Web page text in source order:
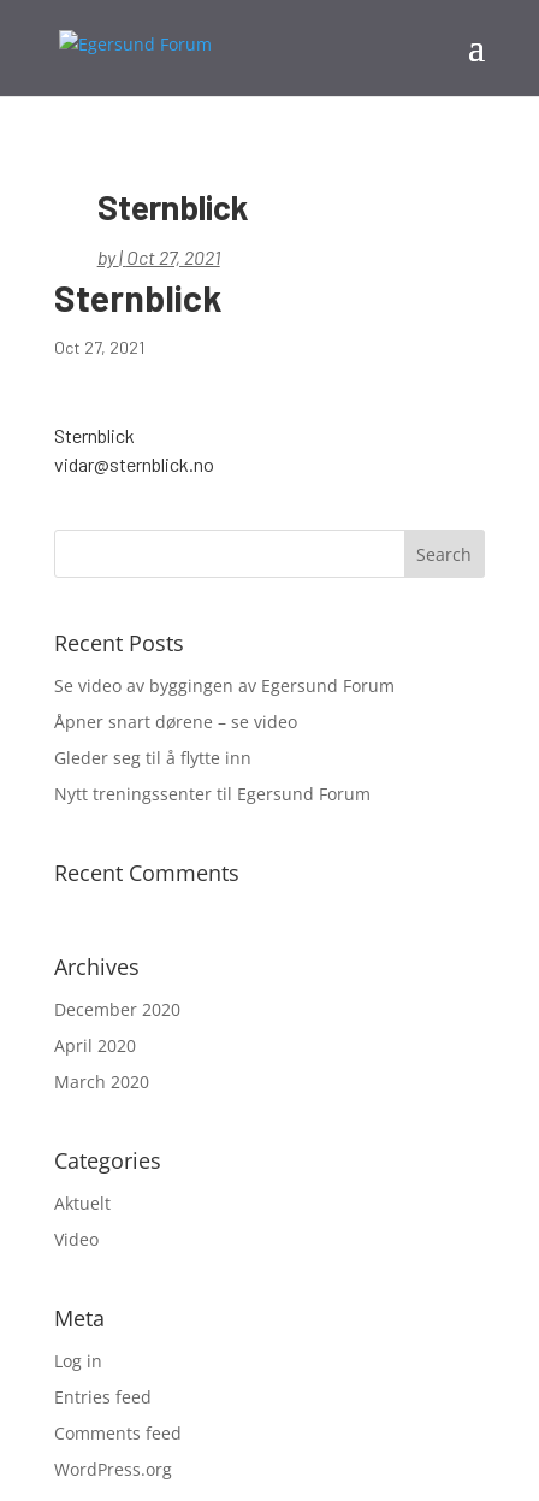
Sternblick
by| Oct 27, 2021
Sternblick
Oct 27, 2021
Sternblick
vidar@sternblick.no
Recent Posts
Se video av byggingen av Egersund Forum
Åpner snart dørene – se video
Gleder seg til å flytte inn
Nytt treningssenter til Egersund Forum
Recent Comments
Archives
December 2020
April 2020
March 2020
Categories
Aktuelt
Video
Meta
Log in
Entries feed
Comments feed
WordPress.org